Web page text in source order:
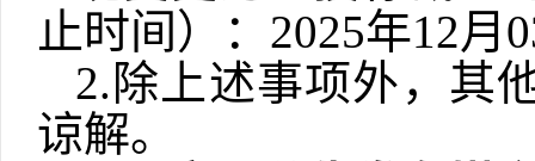
止时间 ）： 2025年12月
2.除上述事项外，其
谅解。